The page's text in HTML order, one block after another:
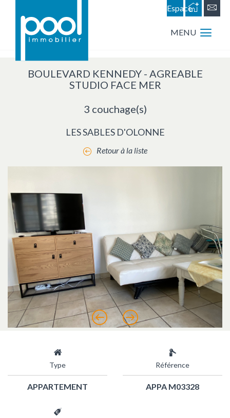
Espace
personnel
MENU
BOULEVARD KENNEDY - AGREABLE
STUDIO FACE MER
3 couchage(s)
LES SABLES D'OLONNE
Retour à la liste
Précédent
Suivant
Type
APPARTEMENT
Référence
APPA M03328